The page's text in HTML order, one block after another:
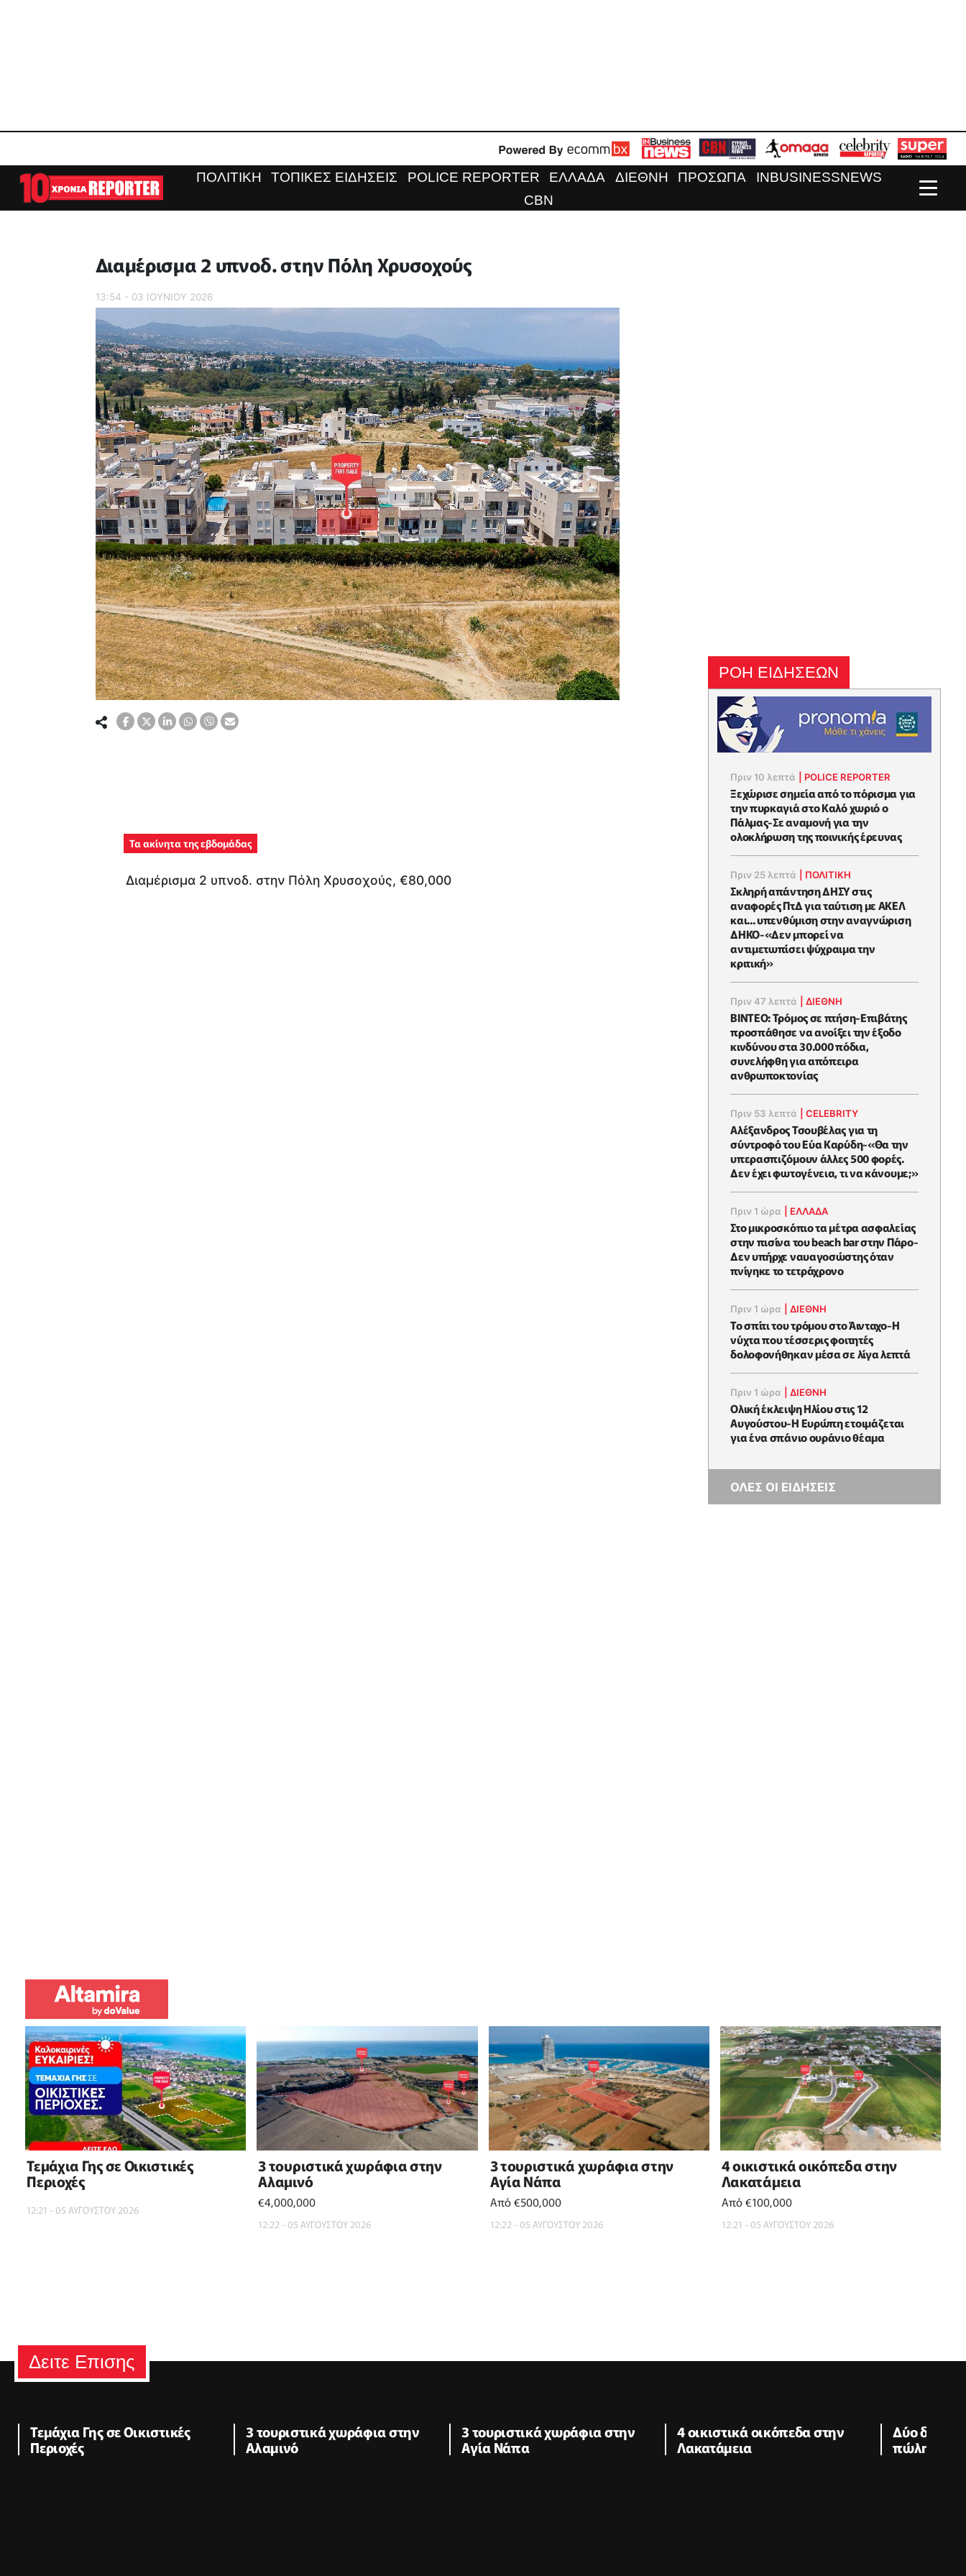
ΠΟΛΙΤΙΚΗ ΤΟΠΙΚΕΣ ΕΙΔΗΣΕΙΣ POLICE REPORTER ΕΛΛΑΔΑ ΔΙΕΘΝΗ ΠΡΟΣΩΠΑ
INBUSINESSNEWS
CBN
Διαμέρισμα 2 υπνοδ. στην Πόλη Χρυσοχούς
13:54 - 03 ΙΟΥΝΙΟΥ 2026
Τα ακίνητα της εβδομάδας
Διαμέρισμα 2 υπνοδ. στην Πόλη Χρυσοχούς, €80,000
ΡΟΗ ΕΙΔΗΣΕΩΝ
Πριν 10 λεπτά POLICE REPORTER
Ξεχώρισε σημεία από το πόρισμα για
την πυρκαγιά στο Καλό χωριό ο
Πάλμας-Σε αναμονή για την
ολοκλήρωση της ποινικής έρευνας
Πριν 25 λεπτά ΠΟΛΙΤΙΚΗ
Σκληρή απάντηση ΔΗΣΥ στις
αναφορές ΠτΔ για ταύτιση με ΑΚΕΛ
και... υπενθύμιση στην αναγνώριση
ΔΗΚΟ-«Δεν μπορεί να
αντιμετωπίσει ψύχραιμα την
κριτική»
Πριν 47 λεπτά |ΔΙΕΘΝΗ
ΒΙΝΤΕΟ: Τρόμος σε πτήση-Επιβάτης
προσπάθησε να ανοίξει την έξοδο
κινδύνου στα 30.000 πόδια,
συνελήφθη για απόπειρα
ανθρωποκτονίας
Πριν 53 λεπτά |CELEBRITY
Αλέξανδρος Τσουβέλας για τη
σύντροφό του Εύα Καρύδη-«Θα την
υπερασπιζόμουν άλλες 500 φορές.
Δεν έχει φωτογένεια, τι να κάνουμε;»
Πριν 1 ώρα ΕΛΛΑΔΑ
Στο μικροσκόπιο τα μέτρα ασφαλείας
στην πισίνα του beach bar στην Πάρο-
Δεν υπήρχε ναυαγοσώστης όταν
πνίγηκε το τετράχρονο
Πριν 1 ώρα |ΔΙΕΘΝΗ
Το σπίτι του τρόμου στο Άινταχο-Η
νύχτα που τέσσερις φοιτητές
δολοφονήθηκαν μέσα σε λίγα λεπτά
Πριν 1 ώρα |ΔΙΕΘΝΗ
Ολική έκλειψη Ηλίου στις 12
Αυγούστου-Η Ευρώπη ετοιμάζεται
για ένα σπάνιο ουράνιο θέαμα
ΟΛΕΣ ΟΙ ΕΙΔΗΣΕΙΣ
Τεμάχια Γης σε Οικιστικές
Περιοχές
12:21 - 05 ΑΥΓΟΥΣΤΟΥ 2026
3 τουριστικά χωράφια στην
Αλαμινό
€4,000,000
12:22 - 05 ΑΥΓΟΥΣΤΟΥ 2026
3 τουριστικά χωράφια στην
Αγία Νάπα
Από €500,000
12:22 - 05 ΑΥΓΟΥΣΤΟΥ 2026
4 οικιστικά οικόπεδα στην
Λακατάμεια
Από €100,000
12:21 - 05 ΑΥΓΟΥΣΤΟΥ 2026
Δειτε Επισης
Τεμάχια Γης σε Οικιστικές
Περιοχές
3 τουριστικά χωράφια στην
Αλαμινό
3 τουριστικά χωράφια στην
Αγία Νάπα
4 οικιστικά οικόπεδα στην
Λακατάμεια
Δύο
πώληση